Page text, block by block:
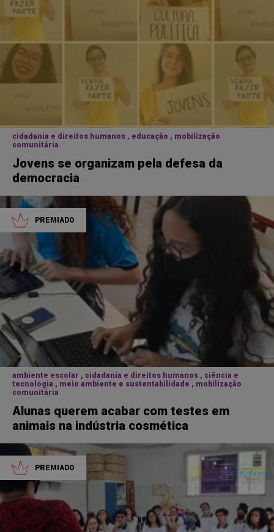
cidadania e direitos humanos , educação , mobilização
comunitária
Jovens se organizam pela defesa da
democracia
PREMIADO
ambiente escolar , cidadania e direitos humanos , ciência e
tecnologia , meio ambiente e sustentabilidade , mobilização
comunitária
Alunas querem acabar com testes em
animais na indústria cosmética
PREMIADO
Voltar